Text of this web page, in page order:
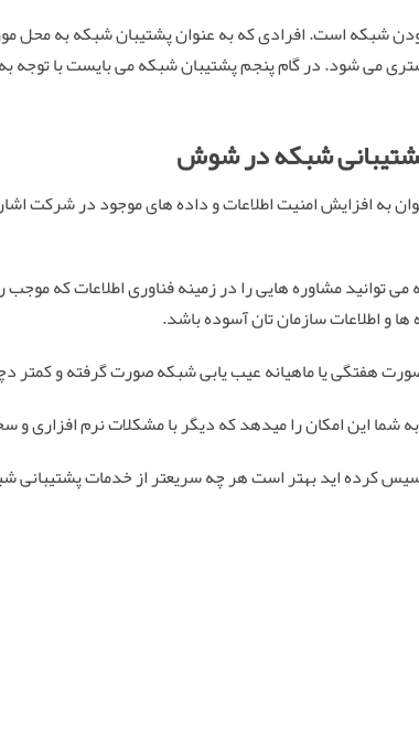
شبکه است. افرادی که به عنوان پشتیبان شبکه به محل
می شود. در گام پنجم پشتیبان شبکه می بایست با توجه
شبکه در شوش
به افزایش امنیت اطلاعات و داده های موجود در شرکت
توانید مشاوره هایی را در زمینه فناوری اطلاعات که
و اطلاعات سازمان تان آسوده باشد.
هفتگی یا ماهیانه عیب یابی شبکه صورت گرفته و کمتر
این امکان را میدهد که دیگر با مشکلات نرم افزاری و
کرده اید بهتر است هر چه سریعتر از خدمات پشتیبانی